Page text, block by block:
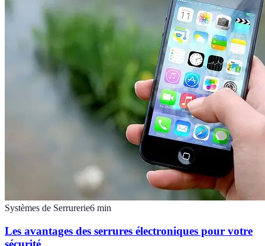
Systèmes de Serrurerie6 min
Les avantages des serrures électroniques pour votre